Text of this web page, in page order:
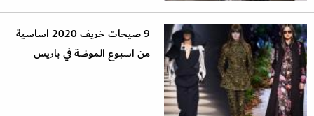
9 صيحات خريف 2020 اساسية
من اسبوع الموضة في باريس